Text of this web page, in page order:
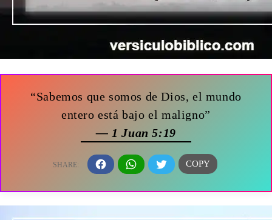
“Sabemos que somos de Dios, el mundo
entero está bajo el maligno”
— 1 Juan 5:19